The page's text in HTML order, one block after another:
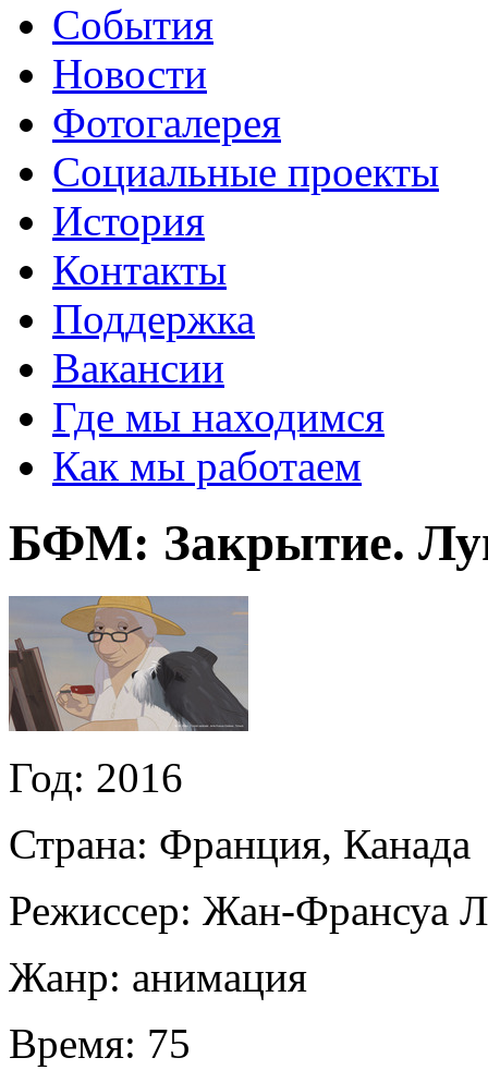
События
Новости
Фотогалерея
Социальные проекты
История
Контакты
Поддержка
Вакансии
Где мы находимся
Как мы работаем
БФМ: Закрытие.
Год: 2016
Страна: Франция, Канада
Режиссер: Жан-Франсуа
Жанр: анимация
Время: 75